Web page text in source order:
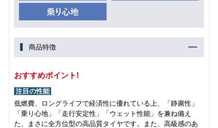
商品特徴
おすすめポイント!
注目の性能
低燃費、ロングライフで経済性に優れている上、「静粛性」
「乗り心地」「走行安定性」「ウェット性能」を兼ね備え
た、まさに全方位型の高品質タイヤです。また、高級感のあ